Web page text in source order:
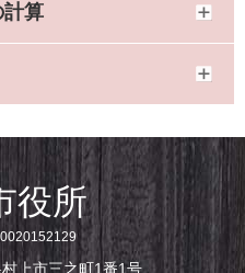
計算
役所
上市三之町1番1号